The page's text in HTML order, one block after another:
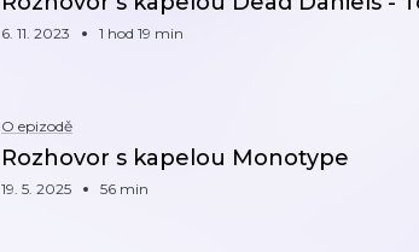
6. 11. 2023 1 hod 19 min
O epizodě
Rozhovor s kapelou Monotype
19. 5. 2025 56 min